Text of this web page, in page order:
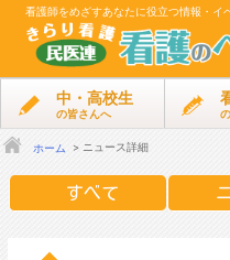
看護師をめざすあなたに役立つ情報・イ
中・高校生
の皆さんへ
ホーム ニュース詳細
すべて